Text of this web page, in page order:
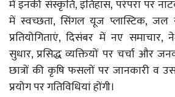
में इनकी संस्कृति, इतिहास, परंपरा पर
में स्वच्छता, सिंगल यूज प्लास्टिक,
प्रतियोगिताएं, दिसंबर में नए
सुधार, प्रसिद्ध व्यक्तियों पर चर्चा और
छात्रों की कृषि फसलों पर जानकारी व
प्रयोग पर गतिविधियां होंगी।